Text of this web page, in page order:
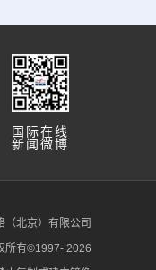
国际在线
新闻微博
（北京）有限公司
所有©1997- 2026